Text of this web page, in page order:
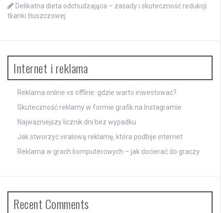
Delikatna dieta odchudzająca – zasady i skuteczność redukcji
tkanki tłuszczowej
Internet i reklama
Reklama online vs offline: gdzie warto inwestować?
Skuteczność reklamy w formie grafik na Instagramie
Najważniejszy licznik dni bez wypadku
Jak stworzyć viralową reklamę, która podbije internet
Reklama w grach komputerowych – jak docierać do graczy
Recent Comments